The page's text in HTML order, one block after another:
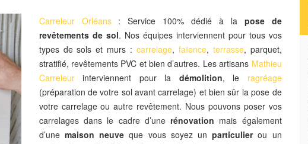
Carreleur Orléans: Service 100% dédié à la pose de
revêtements de sol. Nos équipes interviennent pour tous vos
types de sols et murs : carrelage, faïence, terrasse, parquet,
stratifié, revêtements PVC et bien d’autres. Les artisans Mathieu
Carreleurinterviennent pour la démolition, le ragréage
(préparation de votre sol avant carrelage) et bien sûr la pose de
votre carrelage ou autre revêtement. Nous pouvons poser vos
carrelages dans le cadre d’une rénovation mais également
d’une maison neuve que vous soyez unparticulierou un